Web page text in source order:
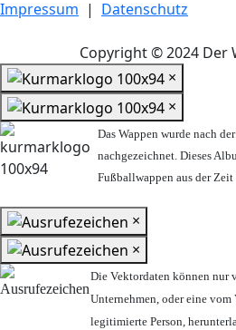
Impressum | Datenschutz
Copyright © 2024 Der
×
×
Das Wappen wurde nach
nachgezeichnet. Dieses
Fußballwappen aus der Zeit
×
×
Die Vektordaten können nur
Unternehmen, oder eine vom
legitimierte Person,